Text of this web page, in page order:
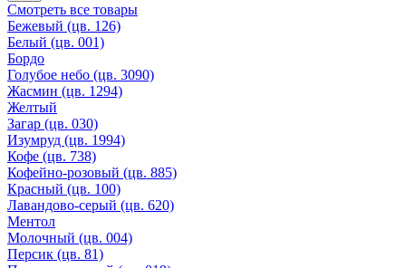
Смотреть все товары
Бежевый (цв. 126)
Белый (цв. 001)
Бордо
Голубое небо (цв. 3090)
Жасмин (цв. 1294)
Желтый
Загар (цв. 030)
Изумруд (цв. 1994)
Кофе (цв. 738)
Кофейно-розовый (цв. 885)
Красный (цв. 100)
Лавандово-серый (цв. 620)
Ментол
Молочный (цв. 004)
Персик (цв. 81)